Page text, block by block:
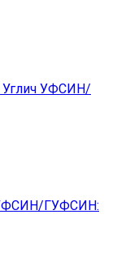
Углич УФСИН/
УФСИН/ГУФСИН: